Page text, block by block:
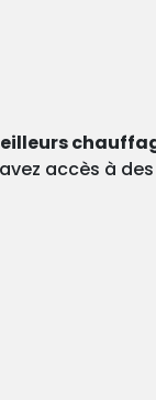
accès à